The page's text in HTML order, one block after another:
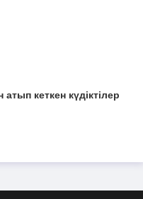
кеткен күдіктілер